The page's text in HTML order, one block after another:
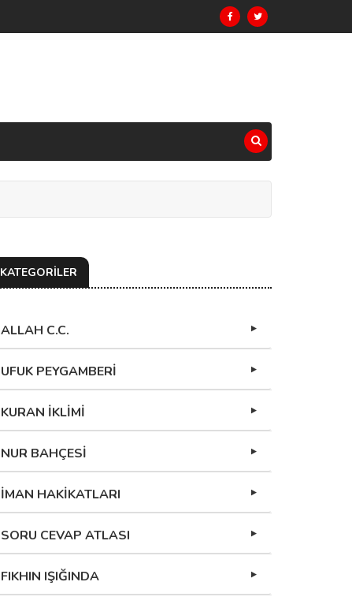
KATEGORİLER
ALLAH C.C.
UFUK PEYGAMBERİ
KURAN İKLİMİ
NUR BAHÇESİ
İMAN HAKİKATLARI
SORU CEVAP ATLASI
FIKHIN IŞIĞINDA